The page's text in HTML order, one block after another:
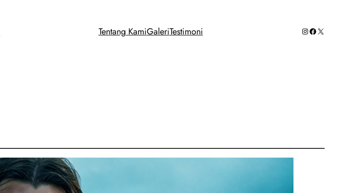
Tentang KamiGaleriTestimoni Instagram
Facebook
X